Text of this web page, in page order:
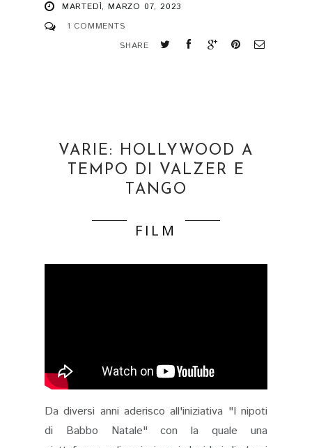
MARTEDÌ, MARZO 07, 2023
1 COMMENTS
SHARE
VARIE: HOLLYWOOD A
TEMPO DI VALZER E
TANGO
FILM
Da diversi anni aderisco all'iniziativa "I nipoti
di Babbo Natale" con la quale una